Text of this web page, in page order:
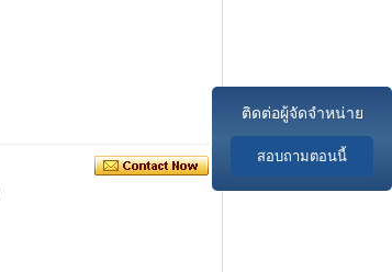
ติดต่อผู้จัดจำหน่าย
สอบถามตอนนี้